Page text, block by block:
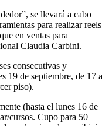
se llevará a cabo
para realizar reels
en ventas para
Claudia Carbini.
consecutivas y
19 de septiembre, de 17 a
piso).
(hasta el lunes 16 de
cursos. Cupo para 50